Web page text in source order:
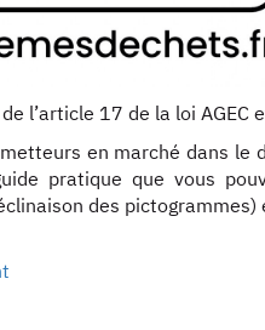
l’article 17 de la loi
en marché dans
pratique que vous
des pictogrammes)